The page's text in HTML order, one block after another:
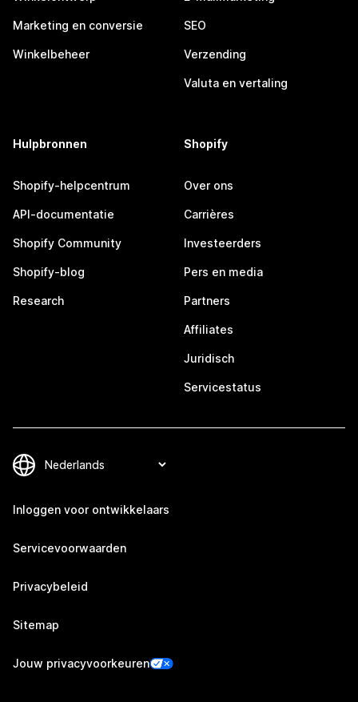
Marketing en conversie
Winkelbeheer
SEO
Verzending
Valuta en vertaling
Hulpbronnen
Shopify-helpcentrum
API-documentatie
Shopify Community
Shopify-blog
Research
Shopify
Over ons
Carrières
Investeerders
Pers en media
Partners
Affiliates
Juridisch
Servicestatus
Inloggen voor ontwikkelaars
Servicevoorwaarden
Privacybeleid
Sitemap
Jouw privacyvoorkeuren